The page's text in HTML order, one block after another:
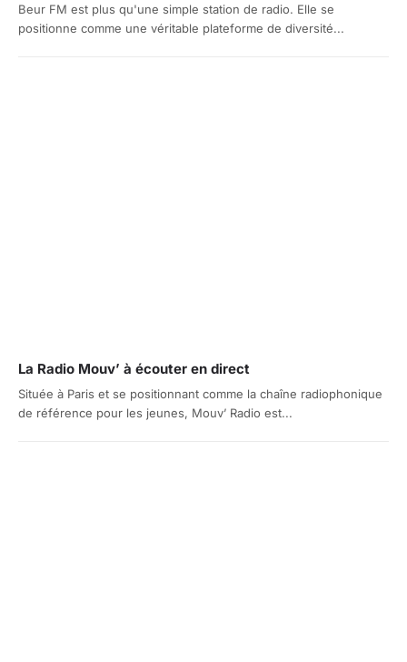
Beur FM est plus qu'une simple station de radio. Elle se
positionne comme une véritable plateforme de diversité...
La Radio Mouv’ à écouter en direct
Située à Paris et se positionnant comme la chaîne radiophonique
de référence pour les jeunes, Mouv’ Radio est...